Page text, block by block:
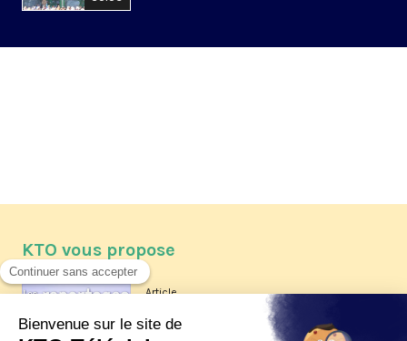
KTO vous propose
Article
Les reportages d'été 2026 de KTO